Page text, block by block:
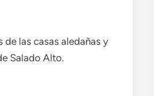
las casas aledañas y
Salado Alto.